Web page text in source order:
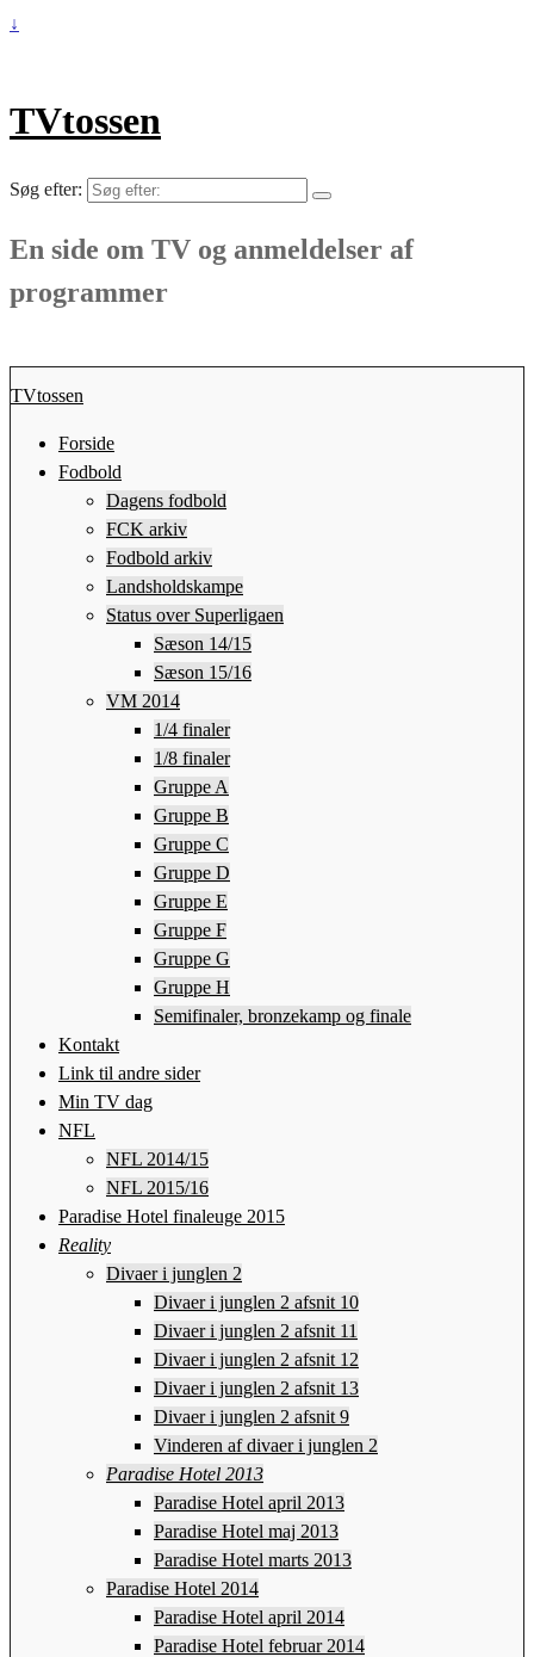
↓
TVtossen
Søg efter:
En side om TV og anmeldelser af
programmer
TVtossen
Forside
Fodbold
Dagens fodbold
FCK arkiv
Fodbold arkiv
Landsholdskampe
Status over Superligaen
Sæson 14/15
Sæson 15/16
VM 2014
1/4 finaler
1/8 finaler
Gruppe A
Gruppe B
Gruppe C
Gruppe D
Gruppe E
Gruppe F
Gruppe G
Gruppe H
Semifinaler, bronzekamp og finale
Kontakt
Link til andre sider
Min TV dag
NFL
NFL 2014/15
NFL 2015/16
Paradise Hotel finaleuge 2015
Reality
Divaer i junglen 2
Divaer i junglen 2 afsnit 10
Divaer i junglen 2 afsnit 11
Divaer i junglen 2 afsnit 12
Divaer i junglen 2 afsnit 13
Divaer i junglen 2 afsnit 9
Vinderen af divaer i junglen 2
Paradise Hotel 2013
Paradise Hotel april 2013
Paradise Hotel maj 2013
Paradise Hotel marts 2013
Paradise Hotel 2014
Paradise Hotel april 2014
Paradise Hotel februar 2014